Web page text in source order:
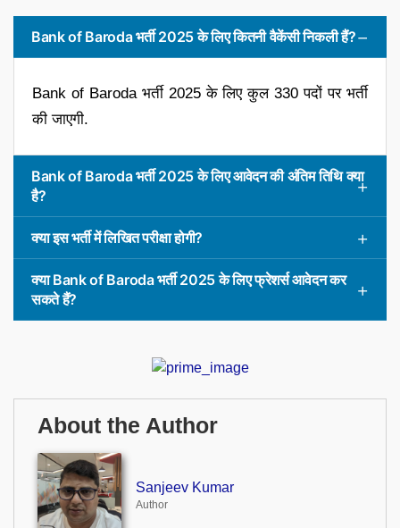
Bank of Baroda भर्ती 2025 के लिए कितनी वैकेंसी निकली हैं?
Bank of Baroda भर्ती 2025 के लिए कुल 330 पदों पर भर्ती
की जाएगी.
Bank of Baroda भर्ती 2025 के लिए आवेदन की अंतिम तिथि क्या
है?
क्या इस भर्ती में लिखित परीक्षा होगी?
क्या Bank of Baroda भर्ती 2025 के लिए फ्रेशर्स आवेदन कर
सकते हैं?
About the Author
Sanjeev Kumar
Author